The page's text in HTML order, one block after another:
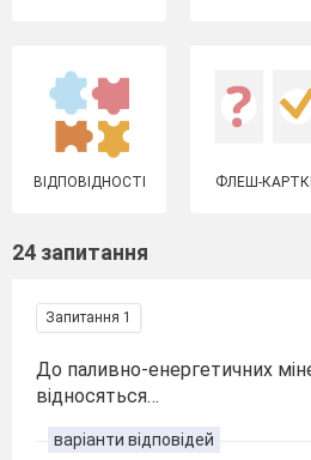
ВІДПОВІДНОСТІ ФЛЕШ-
24 запитання
Запитання 1
До паливно-енергетичних
відносяться…
варіанти відповідей